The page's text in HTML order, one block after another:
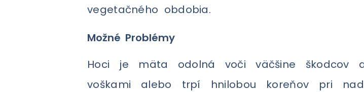
vegetačného obdobia.
Možné Problémy
Hoci je mäta odolná voči väčšine škodcov
voškami alebo trpí hnilobou koreňov pri